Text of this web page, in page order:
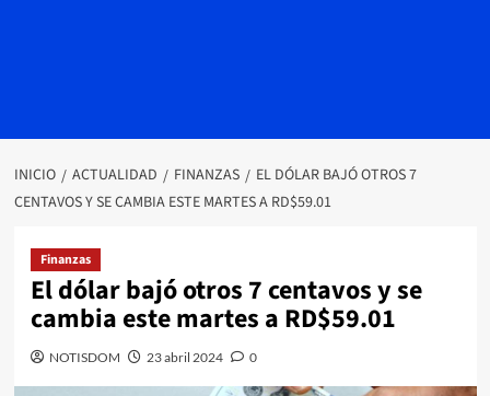
INICIO ACTUALIDAD FINANZAS
EL DÓLAR BAJÓ OTROS 7
CENTAVOS Y SE CAMBIA ESTE MARTES A RD$59.01
Finanzas
El dólar bajó otros 7 centavos y se
cambia este martes a RD$59.01
NOTISDOM 23 abril 2024 0